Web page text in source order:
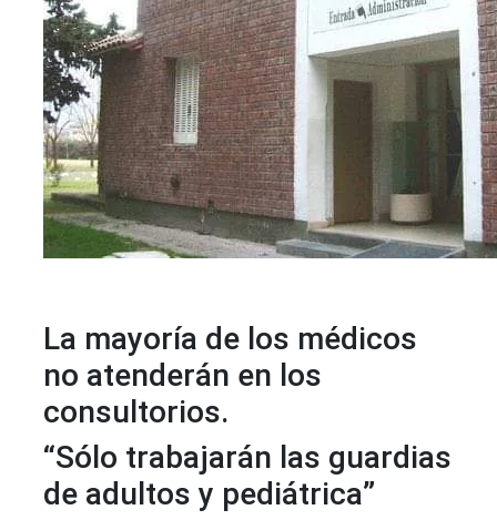
La mayoría de los médicos
no atenderán en los
consultorios.
“Sólo trabajarán las guardias
de adultos y pediátrica”